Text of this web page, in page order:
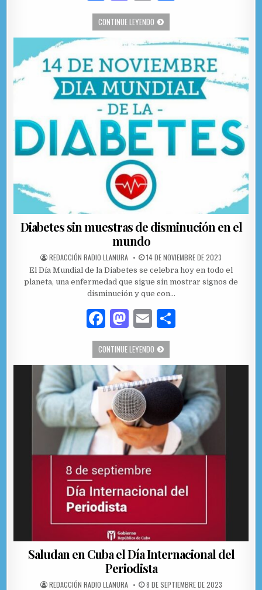
a
c
b
o
o
k
as
to
d
o
n
m
ai
l
p
ar
ti
r
CONTINUE LEYENDO CELEBRARÁN ESCUELAS DE ARTE
Diabetes sin muestras de disminución en el
mundo
AUTHOR:
REDACCIÓN RADIO LLANURA PUBLISHED DATE:
14 DE NOVIEMBRE DE 2023
El Día Mundial de la Diabetes se celebra hoy en todo el
planeta, una enfermedad que sigue sin mostrar signos de
disminución y que con…
F
a
c
e
b
o
o
k
M
as
to
d
o
n
E
m
ai
l
p
ar
ti
r
CONTINUE LEYENDO DIABETES SIN MUESTRAS DE
Saludan en Cuba el Día Internacional del
Periodista
AUTHOR:
REDACCIÓN RADIO LLANURA PUBLISHED DATE:
8 DE SEPTIEMBRE DE 2023